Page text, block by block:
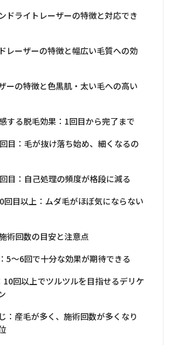
ドライトレーザーの特徴と対応でき
レーザーの特徴と幅広い毛質への効
ーの特徴と色黒肌・太い毛への高い
する脱毛効果：1回目から完了まで
目：毛が抜け落ち始め、細くなるの
目：自己処理の頻度が格段に減る
回目以上：ムダ毛がほぼ気にならない
術回数の目安と注意点
5〜6回で十分な効果が期待できる
10回以上でツルツルを目指せるデリケ
：産毛が多く、施術回数が多くなり